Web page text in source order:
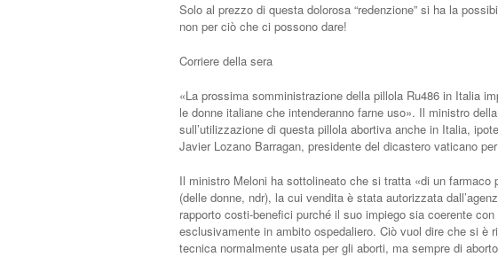
Solo al prezzo di questa dolorosa “redenzione” si ha la
non per ciò che ci possono dare!
Corriere della sera
«La prossima somministrazione della pillola Ru486 in Italia
le donne italiane che intenderanno farne uso». Il ministro
sull’utilizzazione di questa pillola abortiva anche in Italia,
Javier Lozano Barragan, presidente del dicastero vaticano
Il ministro Meloni ha sottolineato che si tratta «di un farmaco
(delle donne, ndr), la cui vendita è stata autorizzata
rapporto costi-benefici purché il suo impiego sia coerente
esclusivamente in ambito ospedaliero. Ciò vuol dire che si è
tecnica normalmente usata per gli aborti, ma sempre di